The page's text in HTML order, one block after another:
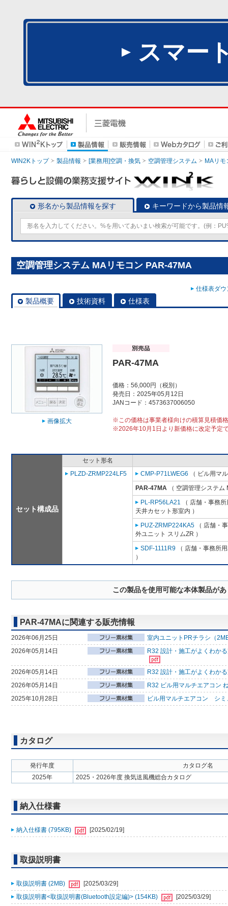
スマー
WIN2Kトップ 製品情報 [業務用]空調・換気 空調管理システム MAリモ
形名から製品情報を探す キーワードから製品情
空調管理システム MAリモコン PAR-47MA
仕様表ダ
製品概要 技術資料 仕様表
画像拡大
PAR-47MA
価格：56,000円（税別）
発売日：2025年05月12日
JANコード：4573637006050
※この価格は事業者様向けの積算見積価
※2026年10月1日より新価格に改定予定
セット構成品
セット形名
PLZD-ZRMP224LF5
CMP-P71LWEG6 （ ビル用マ
PAR-47MA （ 空調管理システム
PL-RP56LA21 （ 店舗・事務
天井カセット形室内 ）
PUZ-ZRMP224KA5 （ 店舗・
外ユニット スリムZR ）
SDF-1111R9 （ 店舗・事務所
）
この製品を使用可能な本体製品が
PAR-47MAに関連する販売情報
2026年06月25日
室内ユニットPRチラシ（
2026年05月14日
R32 設計・施工がよくわか
2026年05月14日
R32 設計・施工がよくわか
2026年05月14日
R32 ビル用マルチエアコン
2025年10月28日
ビル用マルチエアコン シミ
カタログ
発行年度
カタログ名
2025年
2025・2026年度 換気送風機総合カタログ
納入仕様書
納入仕様書 (795KB) [2025/02/19]
取扱説明書
取扱説明書 (2MB)
[2025/03/29]
取扱説明書<取扱説明書(Bluetooth設定編)> (154KB)
[2025/03/29]